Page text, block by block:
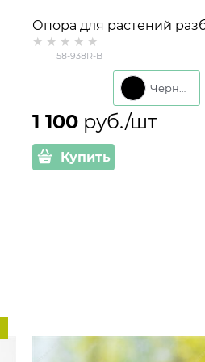
Опора для растений
металлическая 58-938R
58-938R-B
1 100 руб./шт
Купить